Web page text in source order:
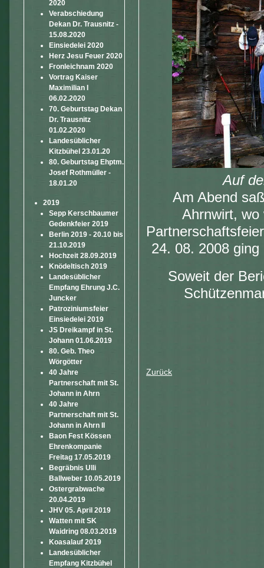
2020
Verabschiedung
Dekan Dr. Trausnitz -
15.08.2020
Einsiedelei 2020
Herz Jesu Feuer 2020
Fronleichnam 2020
Vortrag Kaiser
Maximilian I
06.02.2020
70. Geburtstag Dekan
Dr. Trausnitz
01.02.2020
Landesüblicher
Kitzbühel 23.01.20
80. Geburtstag Ehptm.
Josef Rothmüller -
18.01.20
2019
Sepp Kerschbaumer
Gedenkfeier 2019
Berlin 2019 - 20.10 bis
21.10.2019
Hochzeit 28.09.2019
Knödeltisch 2019
Landesüblicher
Empfang Ehrung J.C.
Juncker
Patroziniumsfeier
Einsiedelei 2019
JS Dreikampf in St.
Johann 01.06.2019
80. Geb. Theo
Wörgötter
40 Jahre
Partnerschaft mit St.
Johann in Ahrn
40 Jahre
Partnerschaft mit St.
Johann in Ahrn II
Baon Fest Kössen
Ehrenkompanie
Freitag 17.05.2019
Begräbnis Ulli
Ballweber 10.05.2019
Ostergrabwache
20.04.2019
JHV 05. April 2019
Watten mit SK
Waidring 08.03.2019
Koasalauf 2019
Landesüblicher
Empfang Kitzbühel
Auf
Am Abend
Ahrnwirt, wo
24. 08. 2008
Soweit der
Zurück